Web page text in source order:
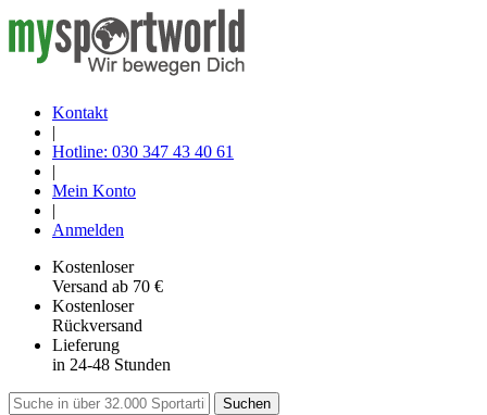
Kontakt
|
Hotline: 030 347 43 40 61
|
Mein Konto
|
Anmelden
Kostenloser
Versand ab 70 €
Kostenloser
Rückversand
Lieferung
in 24-48 Stunden
Suchen